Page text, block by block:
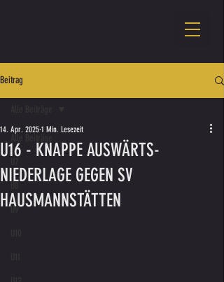
Beitrag
U9
U16 - KNAPPE AUSWÄRTS-
NIEDERLAGE GEGEN SV
HAUSMANNSTÄTTEN
14. Apr. 2025 1 Min. Lesezeit